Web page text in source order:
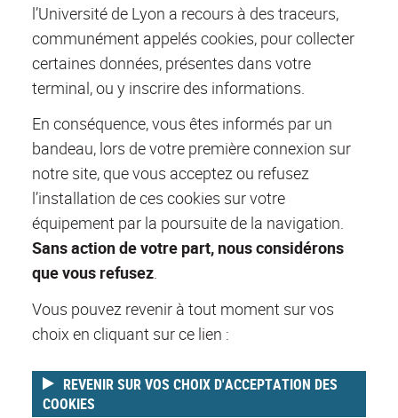
l’Université de Lyon a recours à des traceurs,
communément appelés cookies, pour collecter
certaines données, présentes dans votre
terminal, ou y inscrire des informations.
En conséquence, vous êtes informés par un
bandeau, lors de votre première connexion sur
notre site, que vous acceptez ou refusez
l’installation de ces cookies sur votre
équipement par la poursuite de la navigation.
Sans action de votre part, nous considérons
que vous refusez.
Vous pouvez revenir à tout moment sur vos
choix en cliquant sur ce lien :
REVENIR SUR VOS CHOIX D'ACCEPTATION DES
COOKIES